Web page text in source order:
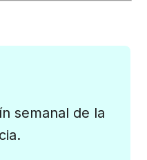
semanal de la